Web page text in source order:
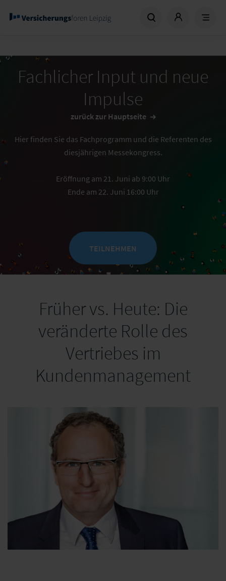
Fachlicher Input und neue
Impulse
zurück zur Hauptseite
Hier finden Sie das Fachprogramm und die Referenten des
diesjährigen Messekongress.
Eröffnung am 21. Juni ab 9:00 Uhr
Ende am 22. Juni 16:00 Uhr
TEILNEHMEN
Früher vs. Heute: Die
veränderte Rolle des
Vertriebes im
Kundenmanagement